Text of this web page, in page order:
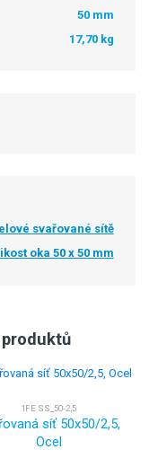
50 mm
17,70 kg
svařované sítě
oka 50 x 50 mm
1FE SS_50-2,5
síť 50x50/2,5,
Ocel